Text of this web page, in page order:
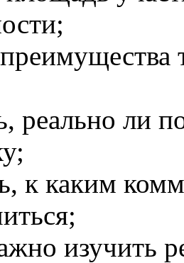
реально ли
к каким
изучить